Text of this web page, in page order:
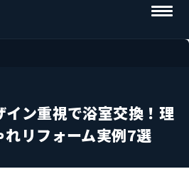
イン重視で浴室交換！理
リフォーム実例7選